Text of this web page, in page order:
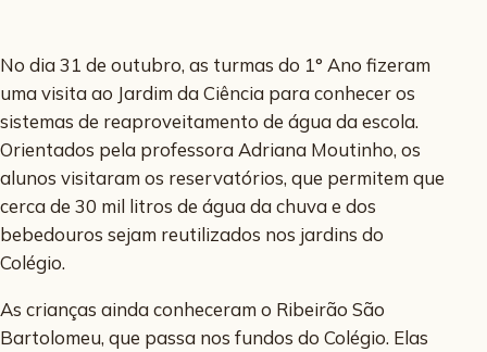
No dia 31 de outubro, as turmas do 1° Ano fizeram
uma visita ao Jardim da Ciência para conhecer os
sistemas de reaproveitamento de água da escola.
Orientados pela professora Adriana Moutinho, os
alunos visitaram os reservatórios, que permitem que
cerca de 30 mil litros de água da chuva e dos
bebedouros sejam reutilizados nos jardins do
Colégio.
As crianças ainda conheceram o Ribeirão São
Bartolomeu, que passa nos fundos do Colégio. Elas